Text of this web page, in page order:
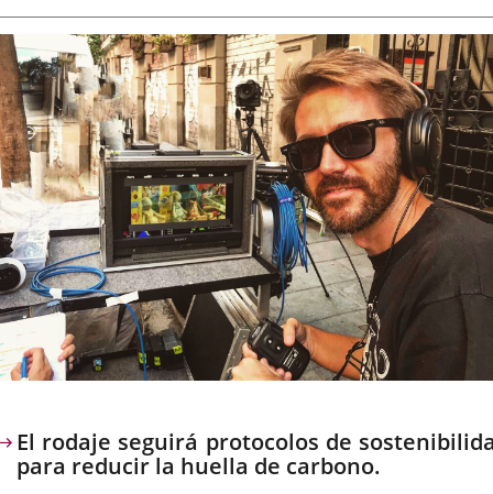
externa.externa.
la
noticia
El rodaje seguirá protocolos de
para reducir la huella de carbono.